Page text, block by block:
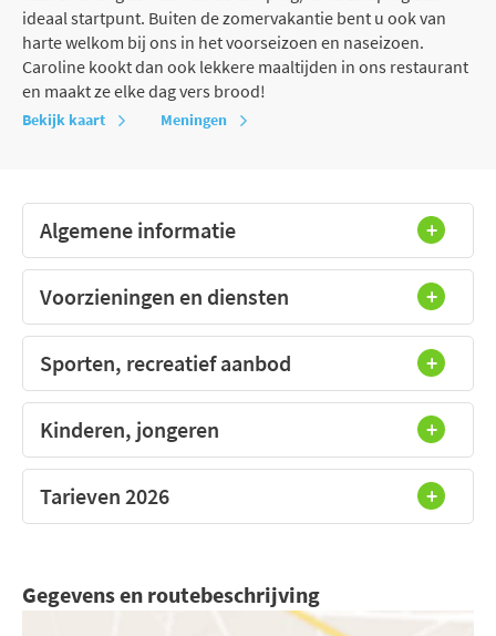
ideaal startpunt. Buiten de zomervakantie bent u ook van
harte welkom bij ons in het voorseizoen en naseizoen.
Caroline kookt dan ook lekkere maaltijden in ons restaurant
en maakt ze elke dag vers brood!
Bekijk kaart Meningen
Algemene informatie
Voorzieningen en diensten
Sporten, recreatief aanbod
Kinderen, jongeren
Tarieven 2026
Gegevens en routebeschrijving